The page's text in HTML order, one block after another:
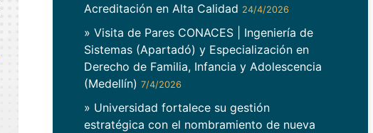
Acreditación en Alta Calidad 24/4/2026
» Visita de Pares CONACES | Ingeniería de
Sistemas (Apartadó) y Especialización en
Derecho de Familia, Infancia y Adolescencia
(Medellín) 7/4/2026
» Universidad fortalece su gestión
estratégica con el nombramiento de nueva